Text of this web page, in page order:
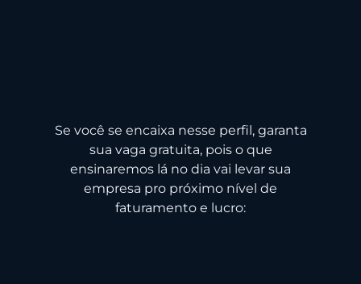
Se você se encaixa nesse perfil, garanta
sua vaga gratuita, pois o que
ensinaremos lá no dia vai levar sua
empresa pro próximo nível de
faturamento e lucro: